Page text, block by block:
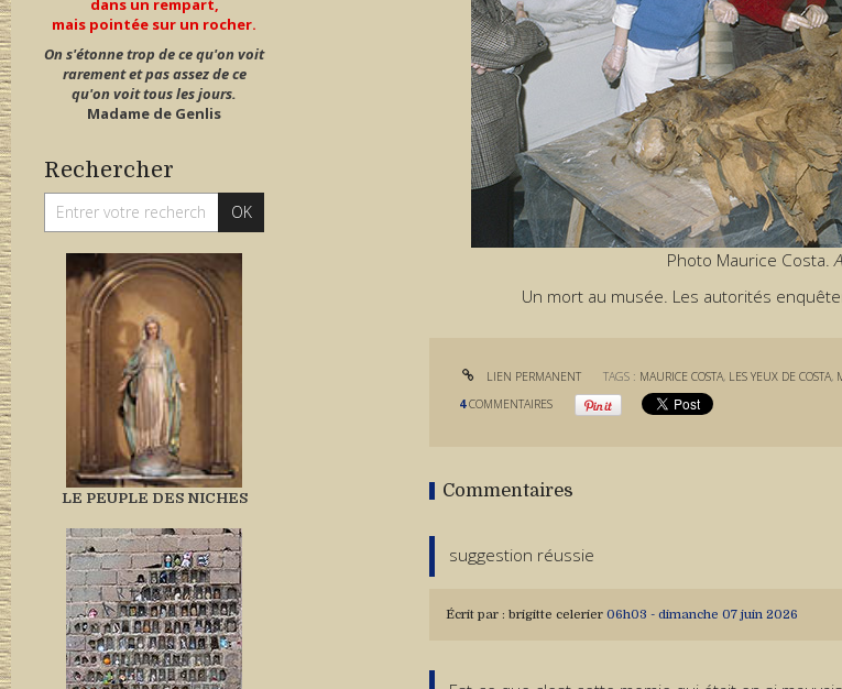
dans un rempart,
mais pointée sur un rocher.
On s'étonne trop de ce qu'on voit
rarement et pas assez de ce
qu'on voit tous les jours.
Madame de Genlis
Rechercher
LE PEUPLE DES NICHES
Photo Maurice Costa.
Un mort au musée. Les autorités
LIEN PERMANENT TAGS : MAURICE COSTA, LES YEUX DE COSTA,
4 COMMENTAIRES
Commentaires
suggestion réussie
Écrit par : brigitte celerier 06h03 - dimanche 07 juin 2026